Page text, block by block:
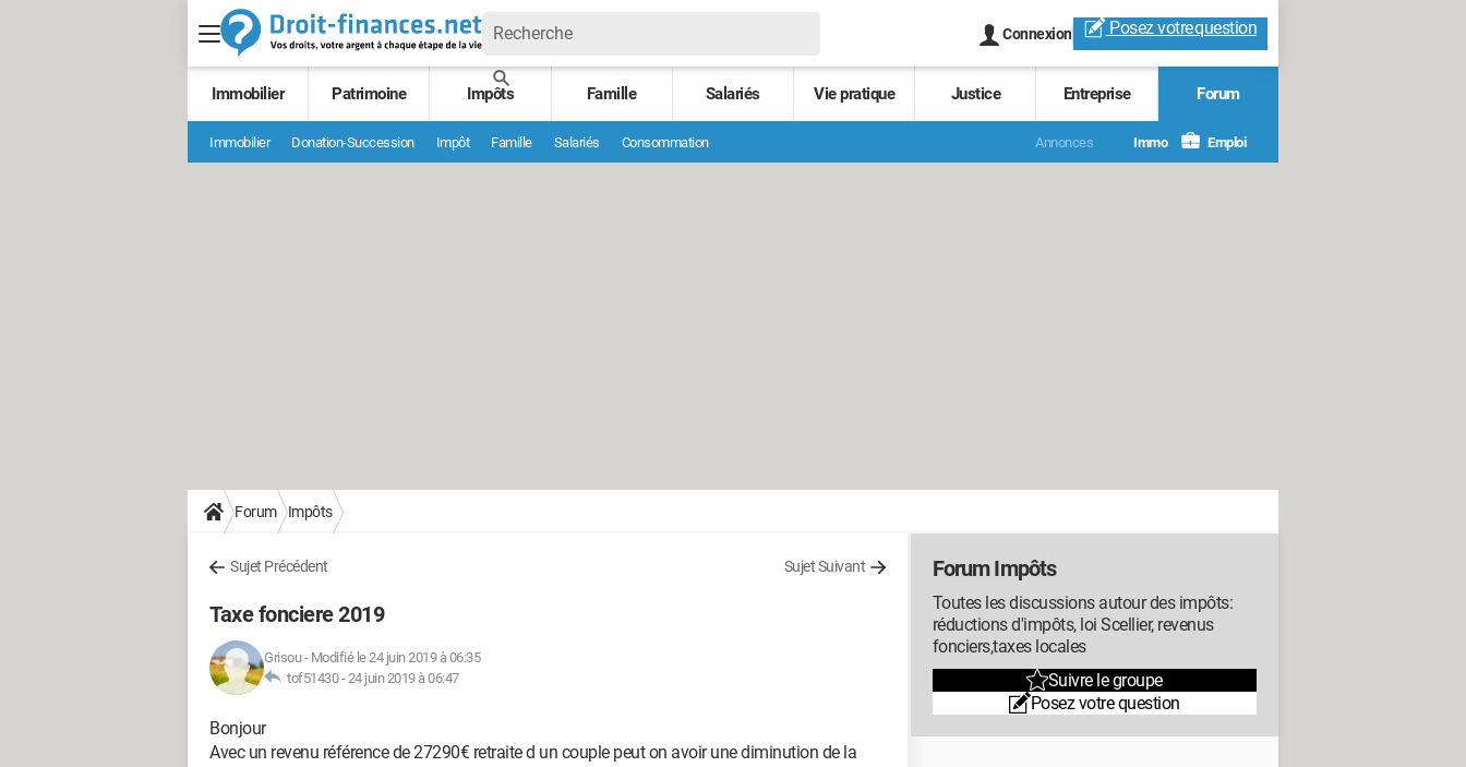
Connexion Posez votrequestion
Immobilier Patrimoine Impôts Famille Salariés Vie pratique Justice Entreprise Forum
Immobilier Donation-Succession Impôt Famille Salariés Consommation Annonces Immo Emploi
Forum Impôts
Sujet Précédent Sujet Suivant
Taxe fonciere 2019
Grisou- Modifié le 24 juin 2019 à 06:35
tof51430 -24 juin 2019 à 06:47
Bonjour
Avec un revenu référence de 27290€ retraite d un couple peut on avoir une diminution de la
Forum Impôts
Toutes les discussions autour des impôts:
réductions d'impôts, loi Scellier, revenus
fonciers,taxes locales
Suivre le groupe
Posez votre question